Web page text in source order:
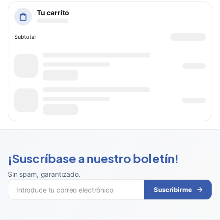
Tu carrito
Subtotal
¡Suscríbase a nuestro boletín!
Sin spam, garantizado.
Suscribirme